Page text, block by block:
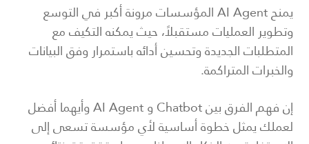
يمنح AI Agent المؤسسات مرونة أكبر في التوسع
وتطوير العمليات مستقبلاً، حيث يمكنه التكيف مع
المتطلبات الجديدة وتحسين أدائه باستمرار وفق البيانات
والخبرات المتراكمة.
إن فهم الفرق بين Chatbot و AI Agent وأيهما أفضل
لعملك يمثل خطوة أساسية لأي مؤسسة تسعى إلى